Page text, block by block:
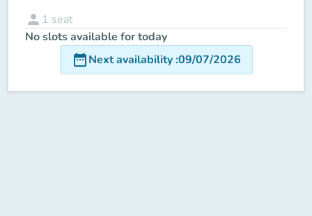
person 1 seat
No slots available for today
date_rangeNext availability:09/07/2026